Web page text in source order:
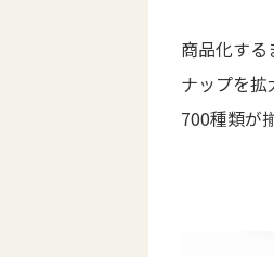
商品化す
ナップを
700種類が